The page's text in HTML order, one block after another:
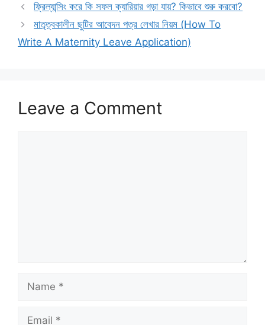
ফ্রিল্যান্সিং করে কি সফল ক্যারিয়ার গড়া যায়? কিভাবে শুরু করবো?
মাতৃত্বকালীন ছুটির আবেদন পত্র লেখার নিয়ম (How To
Write A Maternity Leave Application)
Leave a Comment
Name
Email